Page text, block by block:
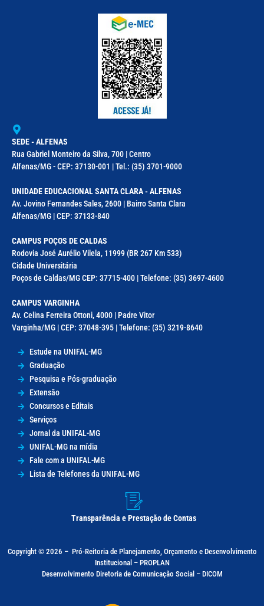
SEDE - ALFENAS
Rua Gabriel Monteiro da Silva, 700 | Centro
Alfenas/MG - CEP: 37130-001 | Tel.: (35) 3701-9000
UNIDADE EDUCACIONAL SANTA CLARA - ALFENAS
Av. Jovino Fernandes Sales, 2600 | Bairro Santa Clara
Alfenas/MG | CEP: 37133-840
CAMPUS POÇOS DE CALDAS
Rodovia José Aurélio Vilela, 11999 (BR 267 Km 533)
Cidade Universitária
Poços de Caldas/MG CEP: 37715-400 | Telefone: (35) 3697-4600
CAMPUS VARGINHA
Av. Celina Ferreira Ottoni, 4000 | Padre Vitor
Varginha/MG | CEP: 37048-395 | Telefone: (35) 3219-8640
Estude na UNIFAL-MG
Graduação
Pesquisa e Pós-graduação
Extensão
Concursos e Editais
Serviços
Jornal da UNIFAL-MG
UNIFAL-MG na mídia
Fale com a UNIFAL-MG
Lista de Telefones da UNIFAL-MG
Transparência e Prestação de Contas
Copyright © 2026 – Pró-Reitoria de Planejamento, Orçamento e Desenvolvimento
Institucional – PROPLAN
Desenvolvimento Diretoria de Comunicação Social – DICOM